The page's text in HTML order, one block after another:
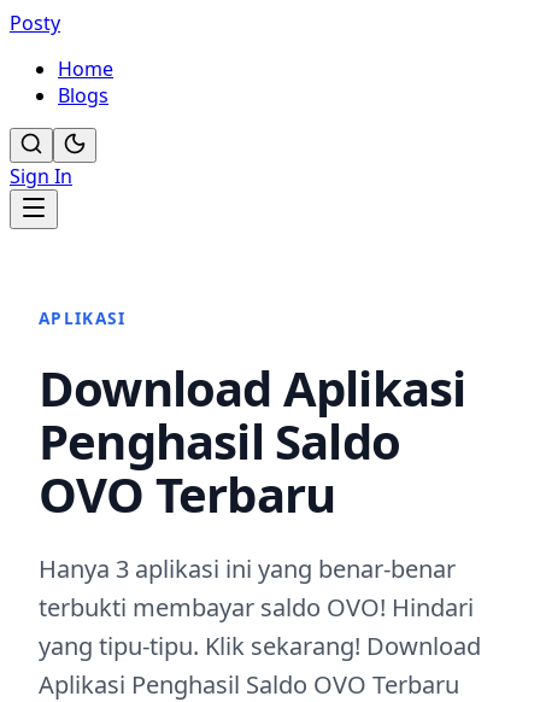
Posty
Home
Blogs
Sign In
APLIKASI
Download Aplikasi
Penghasil Saldo
OVO Terbaru
Hanya 3 aplikasi ini yang benar-benar
terbukti membayar saldo OVO! Hindari
yang tipu-tipu. Klik sekarang! Download
Aplikasi Penghasil Saldo OVO Terbaru